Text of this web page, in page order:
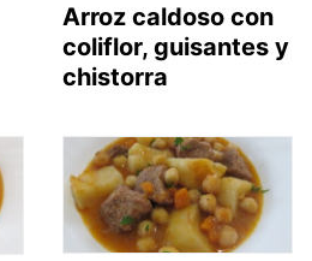
Arroz caldoso con
coliflor, guisantes y
chistorra